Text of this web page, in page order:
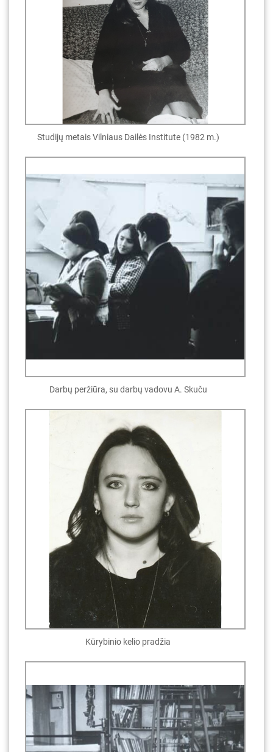
Studijų metais Vilniaus Dailės Institute (1982 m.)
Darbų peržiūra, su darbų vadovu A. Skuču
Kūrybinio kelio pradžia